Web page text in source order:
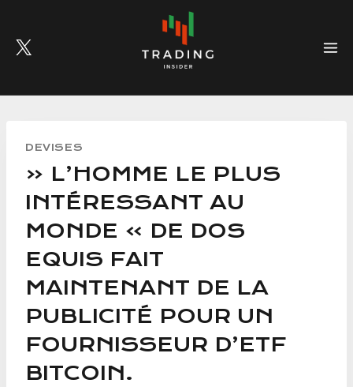
content
DEVISES
« L’HOMME LE PLUS
INTÉRESSANT AU
MONDE » DE DOS
EQUIS FAIT
MAINTENANT DE LA
PUBLICITÉ POUR UN
FOURNISSEUR D’ETF
BITCOIN.